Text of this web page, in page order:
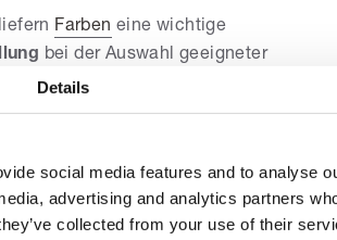
Details
social media features and to analyse
advertising and analytics partners
collected from your use of their
Farben eine wichtige
bei der Auswahl geeigneter
Reparaturen – auch die
Anlagen sind vorgesehen.
, Schräg- und